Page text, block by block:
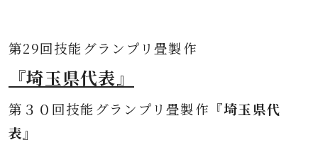
第29回技能グランプリ畳製作
『埼玉県代表』
第３０ 回技能グランプリ畳製作 『埼玉県代
表』